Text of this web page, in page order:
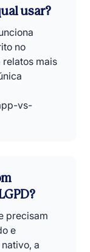
usar?
no
mais
vs-
precisam
e
a